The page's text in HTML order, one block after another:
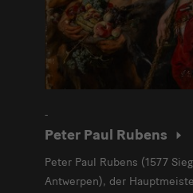
-
Peter Paul Rubens
Peter Paul Rubens (1577
Antwerpen), der